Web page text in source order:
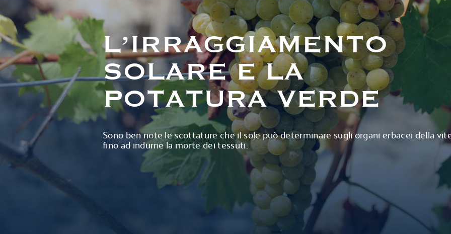
L’IRRAGGIAMENTO
SOLARE E LA
POTATURA VERDE
Sono ben note le scottature che il sole può determinare sugli organi erbacei della
fino ad indurne la morte dei tessuti.